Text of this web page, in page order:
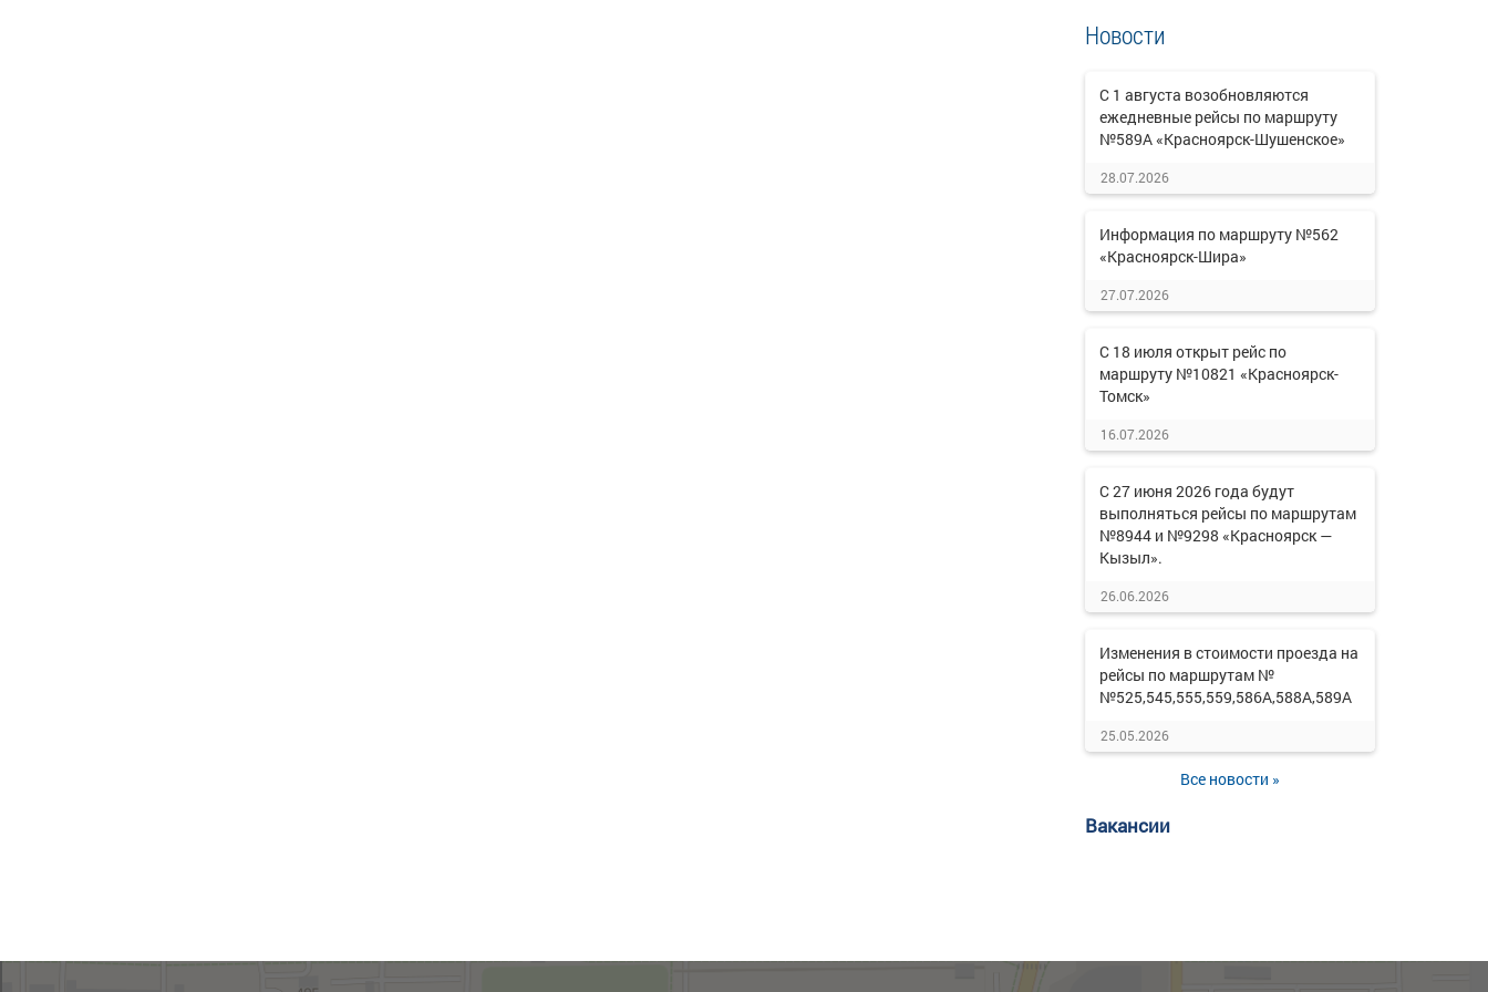
Новости
С 1 августа возобновляются
ежедневные рейсы по маршруту
№589А «Красноярск-Шушенское»
28.07.2026
Информация по маршруту №562
«Красноярск-Шира»
27.07.2026
С 18 июля открыт рейс по
маршруту №10821 «Красноярск-
Томск»
16.07.2026
С 27 июня 2026 года будут
выполняться рейсы по маршрутам
№8944 и №9298 «Красноярск —
Кызыл».
26.06.2026
Изменения в стоимости проезда на
рейсы по маршрутам №
№525,545,555,559,586А,588А,589А
25.05.2026
Все новости »
Вакансии